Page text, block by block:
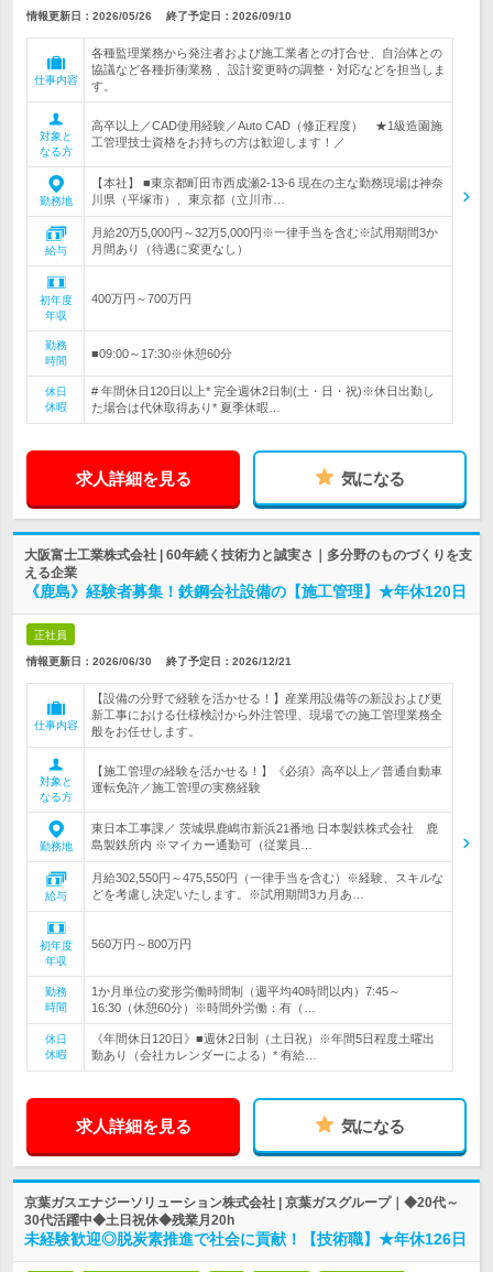
情報更新日：2026/05/26 終了予定日： 2026/09/10
仕事内容
各種監理業務から発注者および施工業者との打合せ、自治体との
協議など各種折衝業務 、設計変更時の調整・対応などを担当しま
す。
対象と
なる方
高卒以上／CAD使用経験／Auto CAD（修正程度） ★1級造園施
工管理技士資格をお持ちの方は歓迎します！／
勤務地
【本社】 ■東京都町田市西成瀬2-13-6 現在の主な勤務現場は神奈
川県（平塚市）、東京都（立川市…
給与
月給20万5,000円～32万5,000円※一律手当を含む※試用期間3か
月間あり（待遇に変更なし）
初年度
年収
400万円～700万円
勤務
時間
■09:00～17:30※休憩60分
休日
休暇
# 年間休日120日以上* 完全週休2日制(土・日・祝)※休日出勤し
た場合は代休取得あり* 夏季休暇…
求人詳細を見る 気になる
大阪富士工業株式会社 | 60年続く技術力と誠実さ｜多分野のものづくりを支
える企業
《鹿島》経験者募集！鉄鋼会社設備の【施工管理】★年休120日
正社員
情報更新日：2026/06/30 終了予定日： 2026/12/21
仕事内容
【設備の分野で経験を活かせる！】産業用設備等の新設および更
新工事における仕様検討から外注管理、現場での施工管理業務全
般をお任せします。
対象と
なる方
【施工管理の経験を活かせる！】《必須》高卒以上／普通自動車
運転免許／施工管理の実務経験
勤務地
東日本工事課／ 茨城県鹿嶋市新浜21番地 日本製鉄株式会社 鹿
島製鉄所内 ※マイカー通勤可（従業員…
給与
月給302,550円～475,550円（一律手当を含む）※経験、スキルな
どを考慮し決定いたします。※試用期間3カ月あ…
初年度
年収
560万円～800万円
勤務
時間
1か月単位の変形労働時間制（週平均40時間以内）7:45～
16:30（休憩60分）※時間外労働：有（…
休日
休暇
《年間休日120日》■週休2日制（土日祝）※年間5日程度土曜出
勤あり（会社カレンダーによる）* 有給…
求人詳細を見る 気になる
京葉ガスエナジーソリューション株式会社 | 京葉ガスグループ｜◆20代～
30代活躍中◆土日祝休◆残業月20h
未経験歓迎◎脱炭素推進で社会に貢献！【技術職】★年休126日